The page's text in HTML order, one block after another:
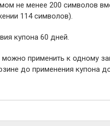
не менее 200 символов
114 символов).
купона 60 дней.
можно применить к одному
до применения купона